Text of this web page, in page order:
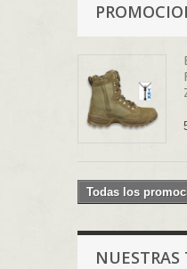
Todas los